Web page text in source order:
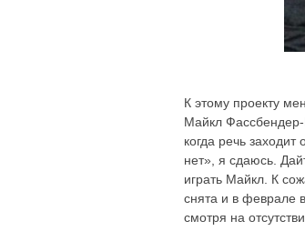
К этому проекту
Майкл
когда речь
нет», я сдаюсь.
играть Майкл. К
снята и в феврале
смотря на